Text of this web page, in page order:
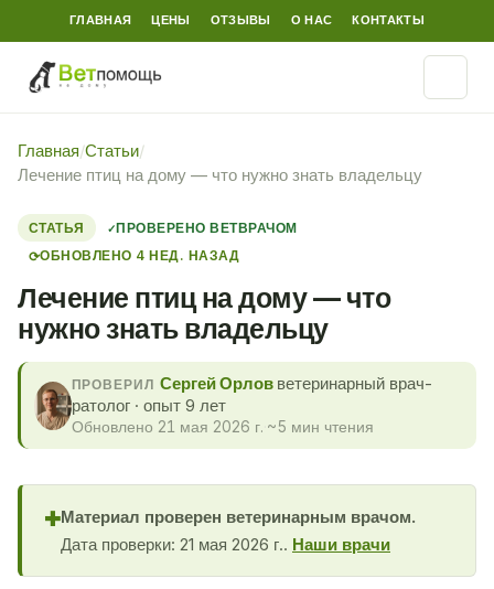
ГЛАВНАЯ ЦЕНЫ ОТЗЫВЫ О НАС КОНТАКТЫ
Главная/Статьи/
Лечение птиц на дому — что нужно знать владельцу
СТАТЬЯ
ПРОВЕРЕНО ВЕТВРАЧОМ
⟳ОБНОВЛЕНО 4 НЕД. НАЗАД
Лечение птиц на дому — что
нужно знать владельцу
ПРОВЕРИЛ Сергей Орлов ветеринарный врач-
ратолог · опыт 9 лет
Обновлено 21 мая 2026 г. ~5 мин чтения
✚Материал проверен ветеринарным врачом.
Дата проверки: 21 мая 2026 г.. Наши врачи